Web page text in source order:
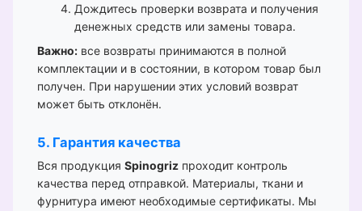
Дождитесь проверки возврата и получения
денежных средств или замены товара.
Важно: все возвраты принимаются в полной
комплектации и в состоянии, в котором товар был
получен. При нарушении этих условий возврат
может быть отклонён.
5. Гарантия качества
Вся продукция Spinogriz проходит контроль
качества перед отправкой. Материалы, ткани и
фурнитура имеют необходимые сертификаты. Мы